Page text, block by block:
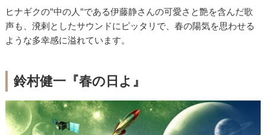
ヒナギクの"中の人"である伊藤静さんの可愛さと艶を含んだ歌
声も、溌剌としたサウンドにピッタリで、春の陽気を思わせる
ような多幸感に溢れています。
鈴村健一『春の日よ』